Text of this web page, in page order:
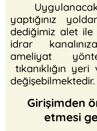
yaptığınız
dediğimiz alet
idrar
ameliyat
tıkanıklığın
değişebilmektedir.
Girişimden
etmesi